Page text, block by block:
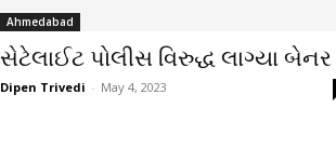
Ahmedabad
સેટેલાઈટ પોલીસ વિરુદ્ધ લાગ્યા બેનર
Dipen Trivedi - May 4, 2023